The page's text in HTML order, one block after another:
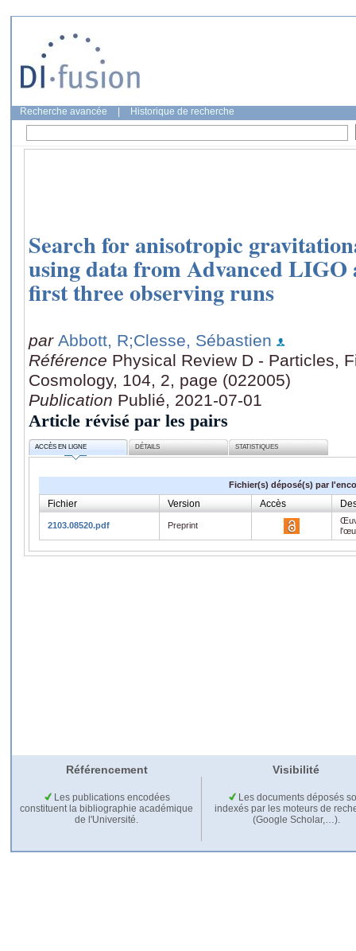
Recherche avancée Historique de recherche
Search for anisotropic
using data from Advanced
first three observing runs
par Abbott, R;Clesse, Sébastien
Référence Physical Review D - Particles,
Cosmology, 104, 2, page (022005)
Publication Publié, 2021-07-01
Article révisé par les pairs
ACCÈS EN LIGNE DÉTAILS STATISTIQUES
Fichier(s) déposé(s) par
Fichier Version Accès
2103.08520.pdf Preprint
Référencement Visibilité
Les publications encodées
constituent la bibliographie académique
de l'Université.
Les documents déposés
indexés par les moteurs de
(Google Scholar,…).